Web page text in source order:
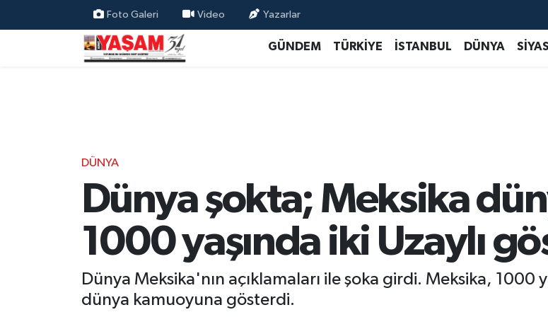
Foto Galeri Video Yazarlar
GÜNDEM TÜRKİYE İSTANBUL DÜNYA
DÜNYA
Dünya şokta; Meksika
1000 yaşında iki Uzaylı
Dünya Meksika'nın açıklamaları ile şoka girdi. Meksika, 1000
dünya kamuoyuna gösterdi.